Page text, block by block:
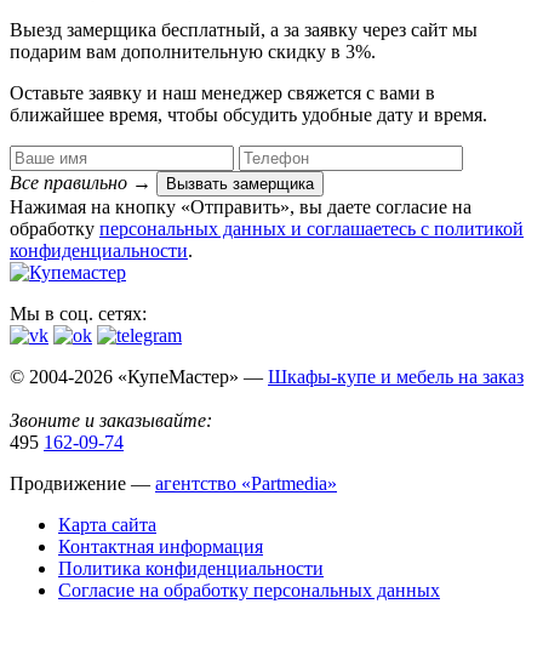
Выезд замерщика бесплатный, а за заявку через сайт мы
подарим вам дополнительную скидку в 3%.
Оставьте заявку и наш менеджер свяжется с вами в
ближайшее время, чтобы обсудить удобные дату и время.
Все правильно → Вызвать замерщика
Нажимая на кнопку «Отправить», вы даете согласие на
обработку персональных данных​ и соглашаетесь c политикой
конфиденциальности.
Мы в соц. сетях:
© 2004-2026 «КупеМастер» — Шкафы-купе и мебель на заказ
Звоните и заказывайте:
495 162-09-74
Продвижение — агентство «Partmedia»
Карта сайта
Контактная информация
Политика конфиденциальности
Согласие на обработку персональных данных